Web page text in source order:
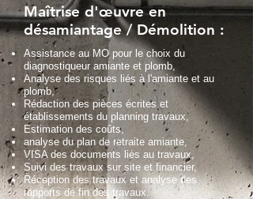
Maîtrise d'œuvre en
désamiantage / Démolition :
Assistance au MO pour le choix du
diagnostiqueur amiante et plomb,
Analyse des risques liés à l'amiante et au
plomb,
Rédaction des pièces écrites et
établissements du planning travaux,
Estimation des coûts,
analyse du plan de retraite amiante,
VISA des documents liés au travaux,
Suivi des travaux sur site et financier,
Réception des travaux et analyse des
rapports de fin des travaux.